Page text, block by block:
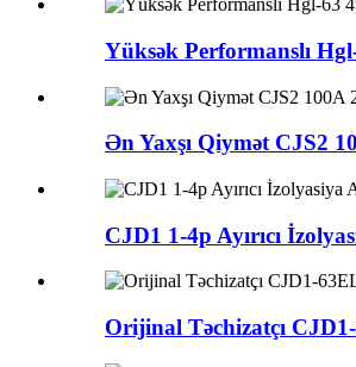
Yüksək Performanslı
Ən Yaxşı Qiymət CJS2
CJD1 1-4p Ayırıcı
Orijinal Təchizatçı